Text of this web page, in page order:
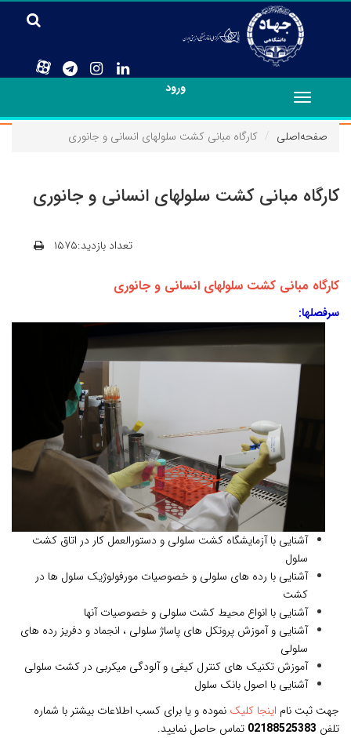
ورود
Toggle
navigation
صفحه‌اصلی
کارگاه مبانی کشت سلولهای انسانی و جانوری
کارگاه مبانی کشت سلولهای انسانی و جانوری
تعداد بازدید:۱۵۷۵
کارگاه مبانی کشت سلولهای انسانی و جانوری
سرفصلها:
آشنایی با آزمایشگاه کشت سلولی و دستورالعمل کار در اتاق کشت
سلول
آشنایی با رده های سلولی و خصوصیات مورفولوژیک سلول ها در
کشت
آشنایی با انواع محیط کشت سلولی و خصوصیات آنها
آشنایی و آموزش پروتکل های پاساژ سلولی ، انجماد و دفریز رده های
سلولی
آموزش تکنیک های کنترل کیفی و آلودگی میکربی در کشت سلولی
آشنایی با اصول بانک سلول
جهت ثبت نام اینجا کلیک نموده و یا برای کسب اطلاعات بیشتر با شماره
تلفن 02188525383 تماس حاصل نمایید.